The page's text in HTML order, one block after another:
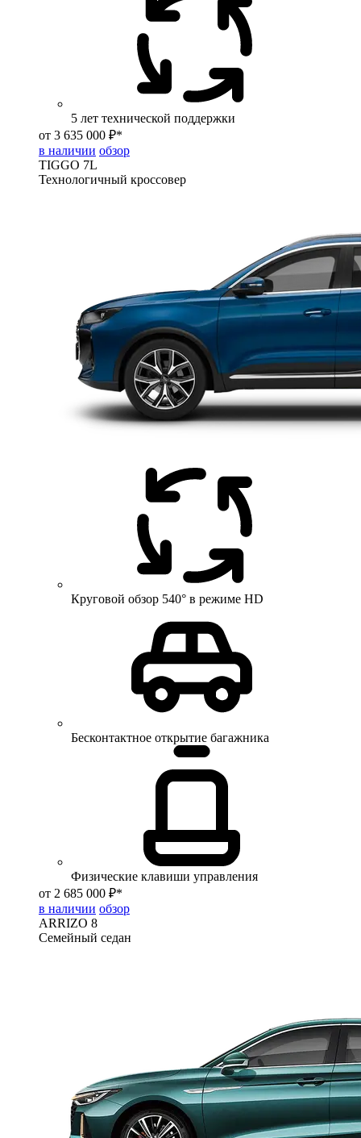
5 лет технической поддержки
от 3 635 000 ₽*
в наличии обзор
TIGGO 7L
Технологичный кроссовер
Круговой обзор 540° в режиме HD
Бесконтактное открытие багажника
Физические клавиши управления
от 2 685 000 ₽*
в наличии обзор
ARRIZO 8
Семейный седан